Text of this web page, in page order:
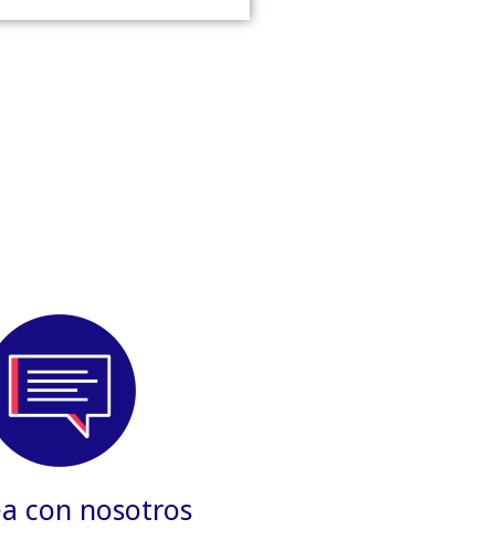
con nosotros